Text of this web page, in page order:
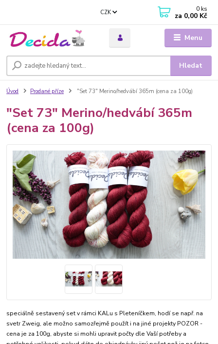
Menu
CZK
Hledat
0 ks
za 0,00 Kč
Úvod Prodané příze "Set 73" Merino/hedvábí 365m (cena za 100g)
"Set 73" Merino/hedvábí 365m
(cena za 100g)
speciálně sestavený set v rámci KALu s Pleteníčkem, hodí se např. na
svetr Zweig, ale možno samozřejmě použít i na jiné projekty POZOR -
cena je za 100g, abyste si mohli upravit počty dle Vaší potřeby a